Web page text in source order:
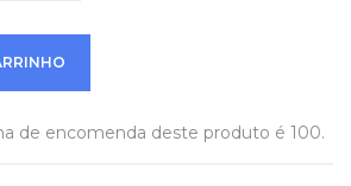
de encomenda deste produto é 100.